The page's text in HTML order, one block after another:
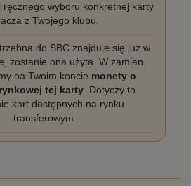
ręcznego wyboru konkretnej karty
z Twojego klubu.
do SBC znajduje się już w
zostanie ona użyta. W zamian
na Twoim koncie monety o
tej karty. Dotyczy to
kart dostępnych na rynku
transferowym.